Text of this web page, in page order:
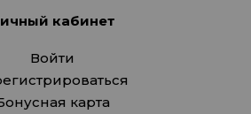
кабинет
Войти
карта